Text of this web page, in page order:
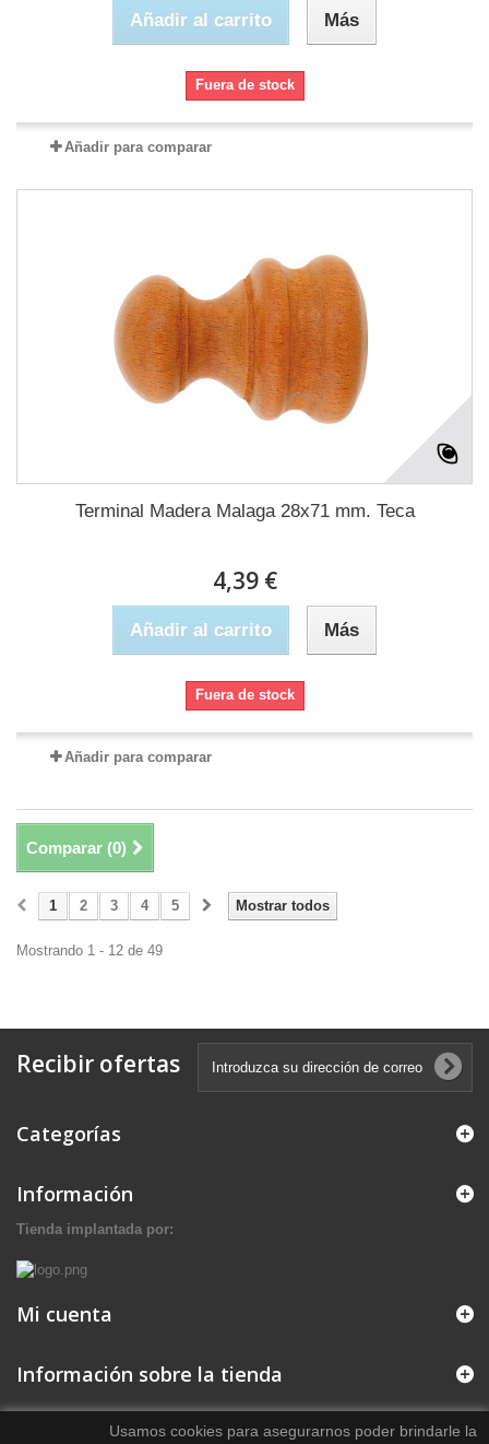
Añadir al carrito Más
Fuera de stock
Añadir para comparar
Terminal Madera Malaga 28x71 mm. Teca
4,39 €
Añadir al carrito Más
Fuera de stock
Añadir para comparar
Comparar (0)
Mostrar todos
1 2 3 4 5
Mostrando 1 - 12 de 49
Recibir ofertas
Categorías
Información
Tienda implantada por:
Mi cuenta
Información sobre la tienda
Usamos cookies para asegurarnos poder brindarle la